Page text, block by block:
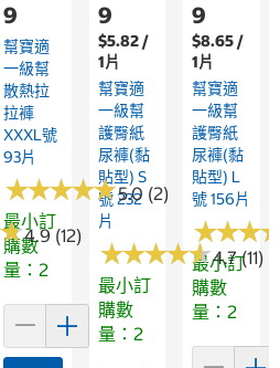
4.9 (12)
9
幫寶適
一級幫
散熱拉
拉褲
XXXL號
93片
★★★★★
★★★★★5.0 (2)
最小訂
購數
量：2
9
$5.82 /
1片
幫寶適
一級幫
護臀紙
尿褲(黏
貼型) S
號 232
片
★★★★★
★★★★★4.7 (11)
最小訂
購數
量：2
9
$8.65 /
1片
幫寶適
一級幫
護臀紙
尿褲(黏
貼型) L
號 156片
★★★
★★★
最小訂
購數
量：2